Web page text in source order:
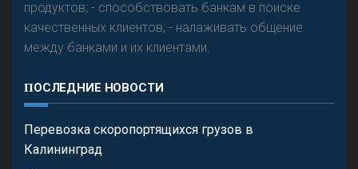
продуктов; - способствовать банкам в поиске
качественных клиентов; - налаживать общение
между банками и их клиентами.
ПОСЛЕДНИЕ НОВОСТИ
Перевозка скоропортящихся грузов в
Калининград